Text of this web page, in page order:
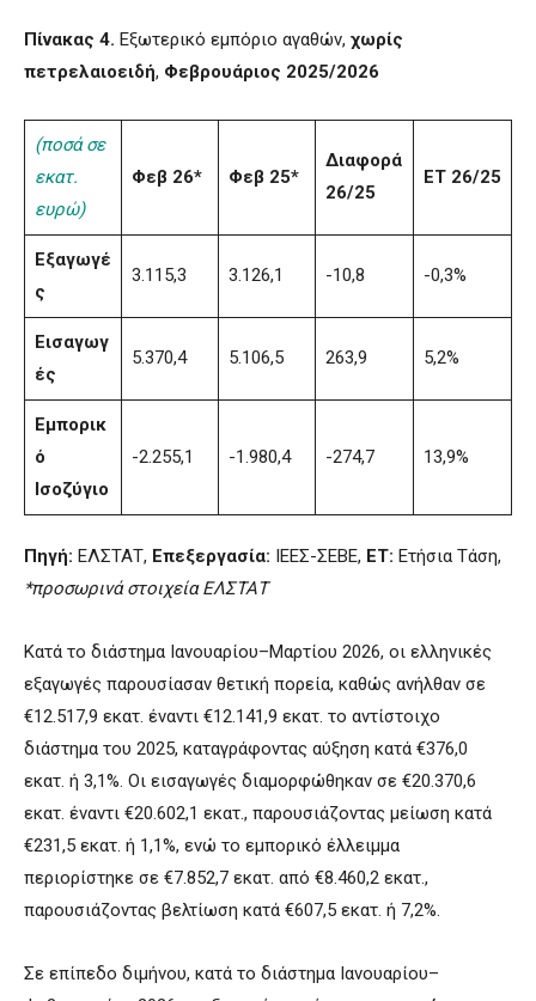
Πίνακας 4. Εξωτερικό εμπόριο αγαθών, χωρίς
πετρελαιοειδή, Φεβρουάριος 2025/2026
(ποσά σε
εκατ.
ευρώ)
Φεβ 26* Φεβ 25*
Διαφορά
26/25
ΕΤ 26/25
Εξαγωγέ
ς
3.115,3 3.126,1 -10,8 -0,3%
Εισαγωγ
ές
5.370,4 5.106,5 263,9 5,2%
Εμπορικ
ό
Ισοζύγιο
-2.255,1 -1.980,4 -274,7 13,9%
Πηγή: ΕΛΣΤΑΤ, Επεξεργασία: ΙΕΕΣ-ΣΕΒΕ, ΕΤ: Ετήσια Τάση,
*προσωρινά στοιχεία ΕΛΣΤΑΤ
Κατά το διάστημα Ιανουαρίου–Μαρτίου 2026, οι ελληνικές
εξαγωγές παρουσίασαν θετική πορεία, καθώς ανήλθαν σε
€12.517,9 εκατ. έναντι €12.141,9 εκατ. το αντίστοιχο
διάστημα του 2025, καταγράφοντας αύξηση κατά €376,0
εκατ. ή 3,1%. Οι εισαγωγές διαμορφώθηκαν σε €20.370,6
εκατ. έναντι €20.602,1 εκατ., παρουσιάζοντας μείωση κατά
€231,5 εκατ. ή 1,1%, ενώ το εμπορικό έλλειμμα
περιορίστηκε σε €7.852,7 εκατ. από €8.460,2 εκατ.,
παρουσιάζοντας βελτίωση κατά €607,5 εκατ. ή 7,2%.
Σε επίπεδο διμήνου, κατά το διάστημα Ιανουαρίου–